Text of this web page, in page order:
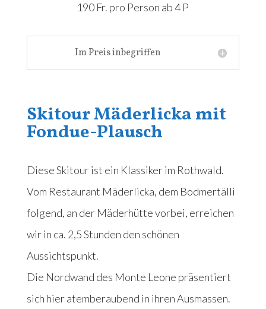
190 Fr. pro Person ab 4 P
Im Preis inbegriffen
Skitour Mäderlicka mit
Fondue-Plausch
Diese Skitour ist ein Klassiker im Rothwald.
Vom Restaurant Mäderlicka, dem Bodmertälli
folgend, an der Mäderhütte vorbei, erreichen
wir in ca. 2,5 Stunden den schönen
Aussichtspunkt.
Die Nordwand des Monte Leone präsentiert
sich hier atemberaubend in ihren Ausmassen.